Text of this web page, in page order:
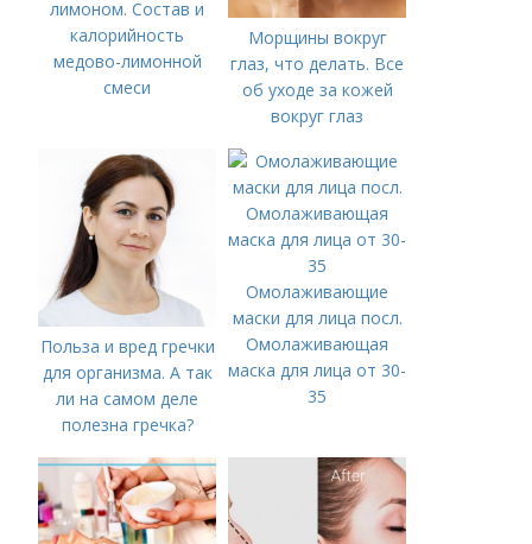
лимоном. Состав и
калорийность
медово-лимонной
смеси
Морщины вокруг
глаз, что делать. Все
об уходе за кожей
вокруг глаз
Польза и вред гречки
для организма. А так
ли на самом деле
полезна гречка?
Омолаживающие
маски для лица посл.
Омолаживающая
маска для лица от 30-
35